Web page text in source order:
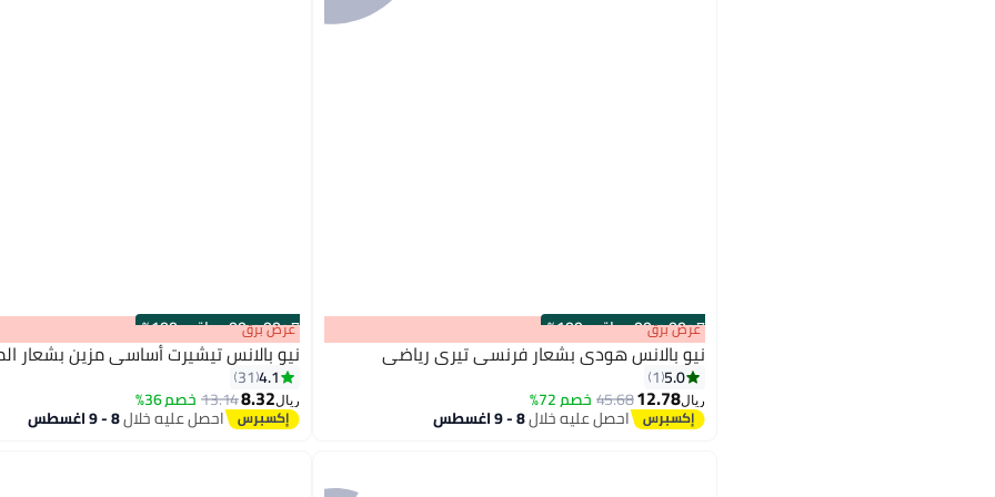
00m:00s
·باقي 100% عرض برق
نيو بالانس هودي بشعار فرنسي تيري رياضي
5.0
1
ريال12.78
45.68خصم 72%
احصل عليه خلال8 - 9 اغسطس
00m:00s
·باقي 100% عرض برق
نيو بالانس تيشيرت أساسي مزين بشعار
4.1
31
ريال8.32
13.14خصم 36%
احصل عليه خلال8 - 9 اغسطس